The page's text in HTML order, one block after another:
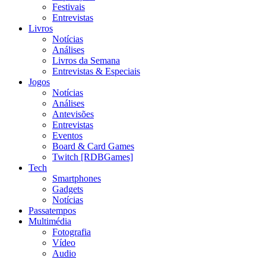
Festivais
Entrevistas
Livros
Notícias
Análises
Livros da Semana
Entrevistas & Especiais
Jogos
Notícias
Análises
Antevisões
Entrevistas
Eventos
Board & Card Games
Twitch [RDBGames]
Tech
Smartphones
Gadgets
Notícias
Passatempos
Multimédia
Fotografia
Vídeo
Audio